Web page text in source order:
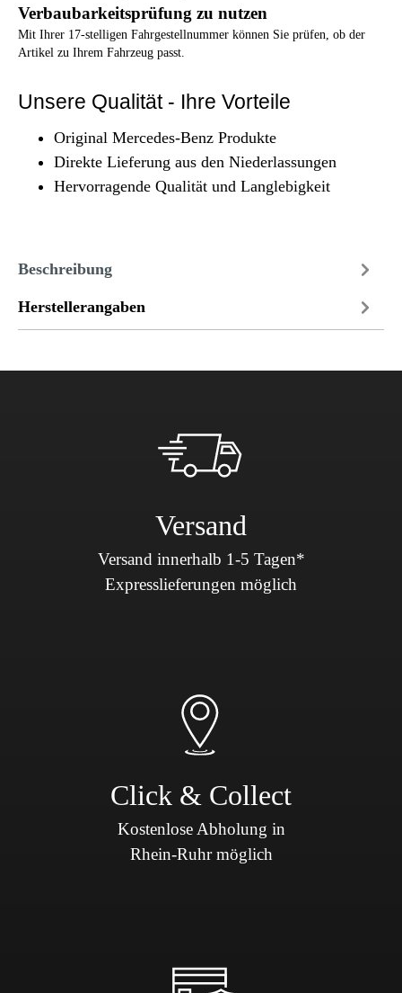
Verbaubarkeitsprüfung zu nutzen
Mit Ihrer 17-stelligen Fahrgestellnummer können Sie prüfen, ob der
Artikel zu Ihrem Fahrzeug passt.
Unsere Qualität - Ihre Vorteile
Original Mercedes-Benz Produkte
Direkte Lieferung aus den Niederlassungen
Hervorragende Qualität und Langlebigkeit
Beschreibung
Herstellerangaben
Versand
Versand innerhalb 1-5 Tagen*
Expresslieferungen möglich
Click & Collect
Kostenlose Abholung in
Rhein-Ruhr möglich